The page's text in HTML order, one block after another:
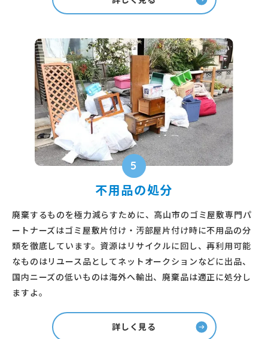
5
不用品の処分
廃棄するものを極力減らすために、高山市のゴミ屋敷専門パ
ートナーズはゴミ屋敷片付け・汚部屋片付け時に不用品の分
類を徹底しています。資源はリサイクルに回し、再利用可能
なものはリユース品としてネットオークションなどに出品、
国内ニーズの低いものは海外へ輸出、廃棄品は適正に処分し
ますよ。
詳しく見る